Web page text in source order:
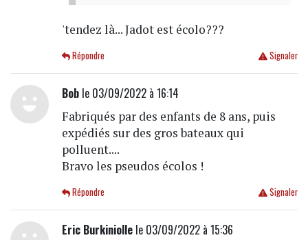
'tendez là... Jadot est écolo???
Signaler
Répondre
Boble 03/09/2022 à 16:14
Fabriqués par des enfants de 8 ans, puis
expédiés sur des gros bateaux qui
polluent....
Bravo les pseudos écolos !
Signaler
Répondre
Eric Burkiniollele 03/09/2022 à 15:36